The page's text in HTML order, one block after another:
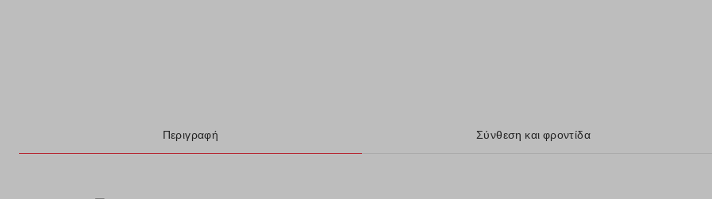
Περιγραφή Σύνθεση και φροντίδα